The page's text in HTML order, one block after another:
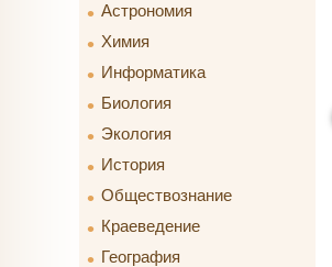
Астрономия
Химия
Информатика
Биология
Экология
История
Обществознание
Краеведение
География